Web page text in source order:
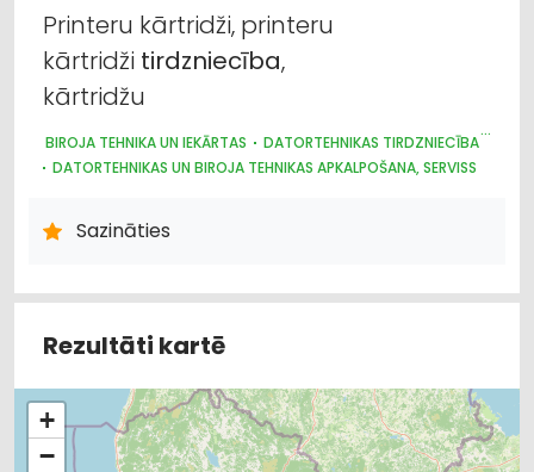
Printeru kārtridži, printeru
kārtridži tirdzniecība,
kārtridžu
BIROJA TEHNIKA UN IEKĀRTAS
DATORTEHNIKAS TIRDZNIECĪBA
DATORTEHNIKAS UN BIROJA TEHNIKAS APKALPOŠANA, SERVISS
Sazināties
Rezultāti kartē
+
−